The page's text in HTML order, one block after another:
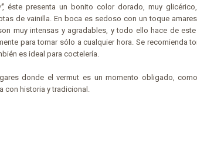
, éste presenta un bonito color dorado, muy
de vainilla. En boca es sedoso con un toque
muy intensas y agradables, y todo ello hace de este
para tomar sólo a cualquier hora. Se recomienda
es ideal para coctelería.
donde el vermut es un momento obligado,
con historia y tradicional.